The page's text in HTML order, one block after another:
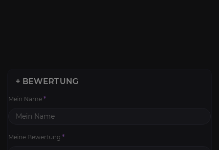
+ BEWERTUNG
Mein Name *
Meine Bewertung *